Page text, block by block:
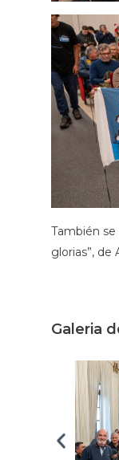
También se
glorias”, de
Galeria